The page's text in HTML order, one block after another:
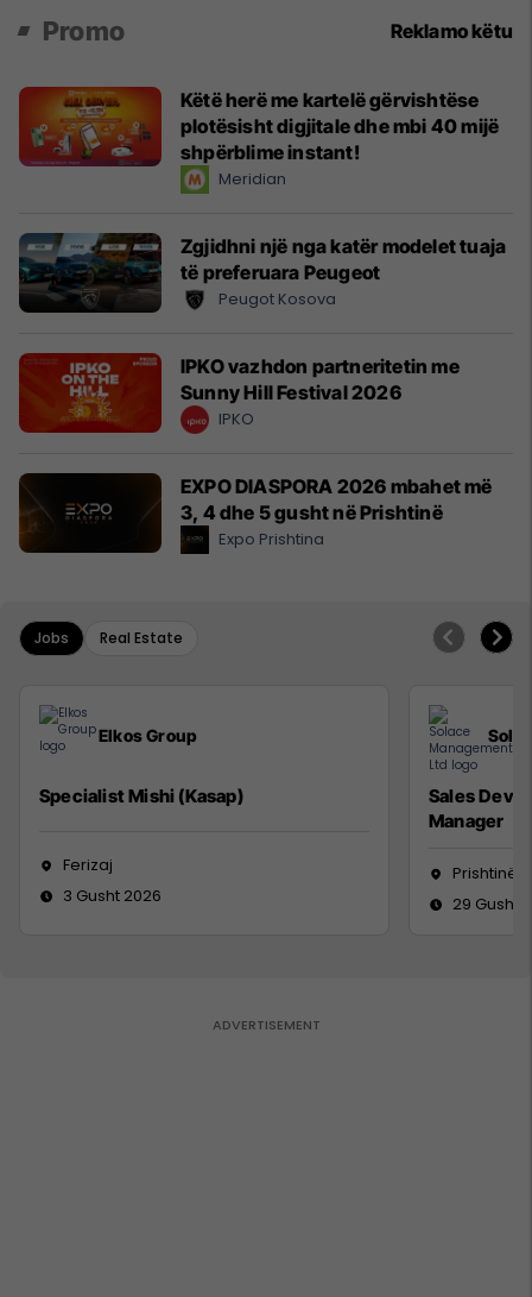
Promo Reklamo këtu
Këtë herë me kartelë gërvishtëse
plotësisht digjitale dhe mbi 40 mijë
shpërblime instant!
Meridian
Zgjidhni një nga katër modelet tuaja
të preferuara Peugeot
Peugot Kosova
IPKO vazhdon partneritetin me
Sunny Hill Festival 2026
IPKO
EXPO DIASPORA 2026 mbahet më
3, 4 dhe 5 gusht në Prishtinë
Expo Prishtina
Jobs Real Estate
Elkos Group
Specialist Mishi (Kasap)
Ferizaj
3 Gusht 2026
Sales
Manager
Prishtinë
29 Gusht